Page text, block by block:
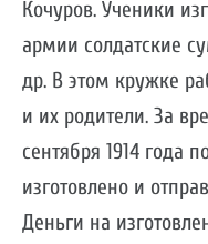
Кочуров. Ученики
армии солдатские
др. В этом кружке
и их родители. За
сентября 1914 года
изготовлено и
Деньги на